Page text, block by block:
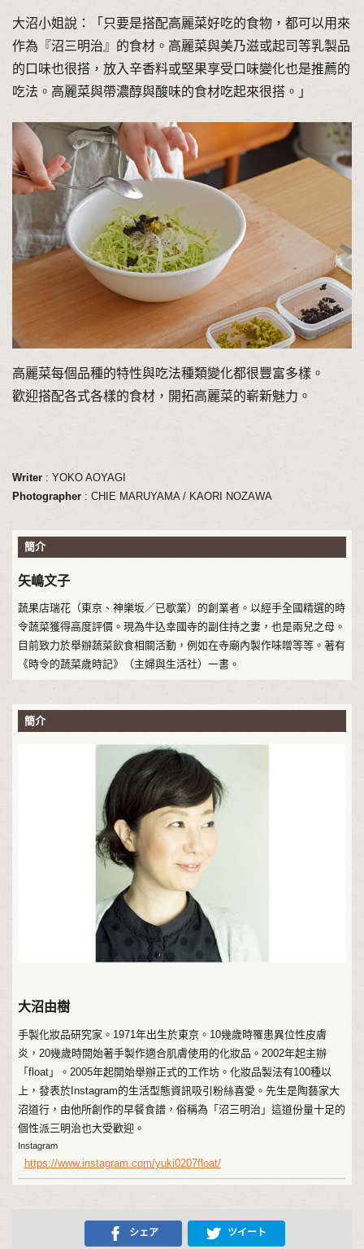
大沼小姐說：「只要是搭配高麗菜好吃的食物，都可以用來
作為『沼三明治』的食材。高麗菜與美乃滋或起司等乳製品
的口味也很搭，放入辛香料或堅果享受口味變化也是推薦的
吃法。高麗菜與帶濃醇與酸味的食材吃起來很搭。」
高麗菜每個品種的特性與吃法種類變化都很豐富多樣。
歡迎搭配各式各樣的食材，開拓高麗菜的嶄新魅力。
Writer: YOKO AOYAGI
Photographer: CHIE MARUYAMA / KAORI NOZAWA
簡介
矢嶋文子
蔬果店瑞花（東京、神樂坂／已歇業）的創業者。以經手全國精選的時
令蔬菜獲得高度評價。現為牛込幸國寺的副住持之妻，也是兩兒之母。
目前致力於舉辦蔬菜飲食相關活動，例如在寺廟內製作味噌等等。著有
《時令的蔬菜歲時記》（主婦與生活社）一書。
簡介
大沼由樹
手製化妝品研究家。1971年出生於東京。10幾歲時罹患異位性皮膚
炎，20幾歲時開始著手製作適合肌膚使用的化妝品。2002年起主辦
「float」。2005年起開始舉辦正式的工作坊。化妝品製法有100種以
上，發表於Instagram的生活型態資訊吸引粉絲喜愛。先生是陶藝家大
沼道行，由他所創作的早餐食譜，俗稱為「沼三明治」這道份量十足的
個性派三明治也大受歡迎。
Instagram
https://www.instagram.com/yuki0207float/
シェア ツイート